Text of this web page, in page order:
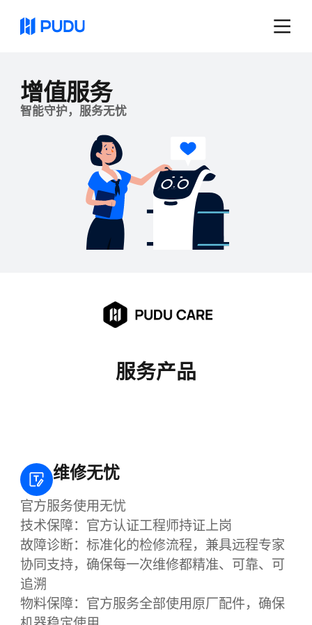
增值服务
智能守护，服务无忧
服务产品
维修无忧
官方服务使用无忧
技术保障：官方认证工程师持证上岗
故障诊断：标准化的检修流程，兼具远程专家
协同支持，确保每一次维修都精准、可靠、可
追溯
物料保障：官方服务全部使用原厂配件，确保